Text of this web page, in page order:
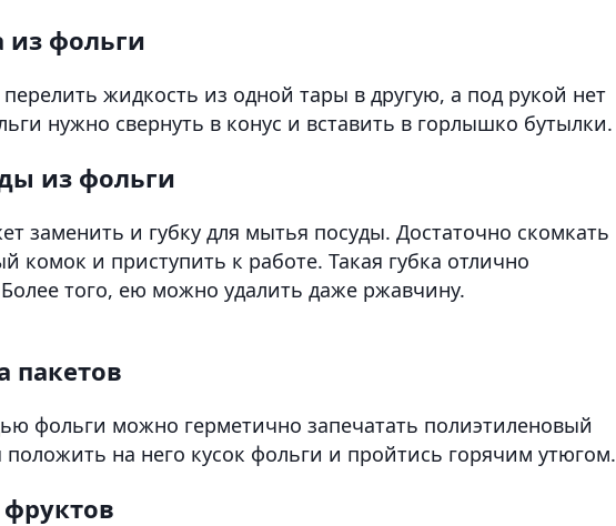
из фольги
жидкость из одной тары в другую, а под рукой нет
нужно свернуть в конус и вставить в горлышко бутылки.
из фольги
заменить и губку для мытья посуды. Достаточно скомкать
комок и приступить к работе. Такая губка отлично
того, ею можно удалить даже ржавчину.
пакетов
фольги можно герметично запечатать полиэтиленовый
положить на него кусок фольги и пройтись горячим утюгом.